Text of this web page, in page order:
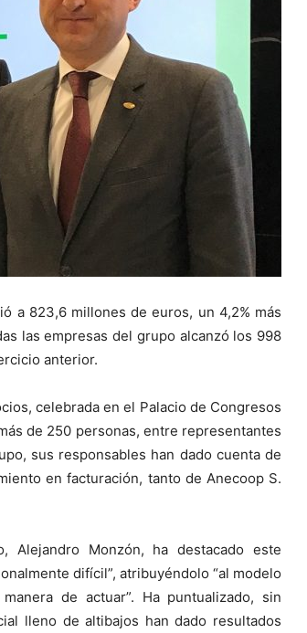
a 823,6 millones de euros, un 4,2% más
las empresas del grupo alcanzó los 998
anterior.
celebrada en el Palacio de Congresos
de 250 personas, entre representantes
sus responsables han dado cuenta de
en facturación, tanto de Anecoop S.
Alejandro Monzón, ha destacado este
difícil”, atribuyéndolo “al modelo
de actuar”. Ha puntualizado, sin
lleno de altibajos han dado resultados